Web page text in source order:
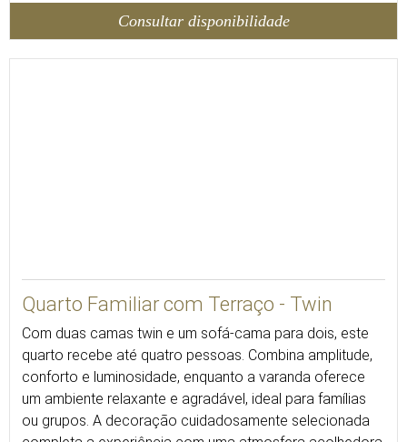
Consultar disponibilidade
Quarto Familiar com Terraço - Twin
Com duas camas twin e um sofá-cama para dois, este
quarto recebe até quatro pessoas. Combina amplitude,
conforto e luminosidade, enquanto a varanda oferece
um ambiente relaxante e agradável, ideal para famílias
ou grupos. A decoração cuidadosamente selecionada